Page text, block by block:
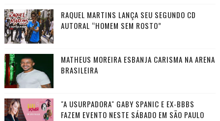
RAQUEL MARTINS LANÇA SEU SEGUNDO CD
AUTORAL “HOMEM SEM ROSTO”
MATHEUS MOREIRA ESBANJA CARISMA NA ARENA
BRASILEIRA
"A USURPADORA" GABY SPANIC E EX-BBBS
FAZEM EVENTO NESTE SÁBADO EM SÃO PAULO